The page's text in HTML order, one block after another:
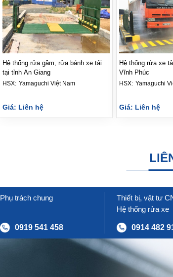
Hệ thống rửa gầm, rửa bánh xe tải
tại tỉnh An Giang
HSX: Yamaguchi Việt Nam
Giá: Liên hệ
Hệ thống rửa xe
Vĩnh Phúc
HSX: Yamaguchi
Giá: Liên hệ
Phụ trách chung
0919 541 458
Thiết bị, vật tư
Hệ thống rửa xe
0914 482